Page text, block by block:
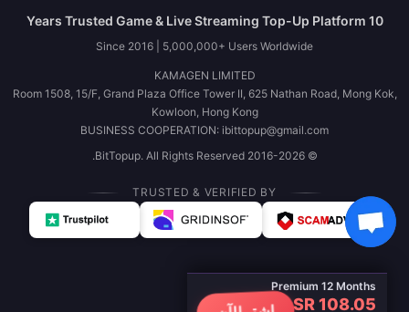
Premium 12 Months
SR 108.05
10 Years Trusted Game & Live Streaming Top-Up Platform
Since 2016 | 5,000,000+ Users Worldwide
KAMAGEN LIMITED
Room 1508, 15/F, Grand Plaza Office Tower II, 625 Nathan Road, Mong Kok,
Kowloon, Hong Kong
BUSINESS COOPERATION: ibittopup@gmail.com
© 2016-2026 BitTopup. All Rights Reserved.
TRUSTED & VERIFIED BY